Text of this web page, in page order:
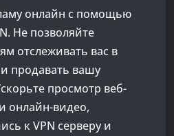
онлайн с помощью
Не позволяйте
отслеживать вас в
продавать вашу
просмотр веб-
онлайн-видео,
к VPN серверу и